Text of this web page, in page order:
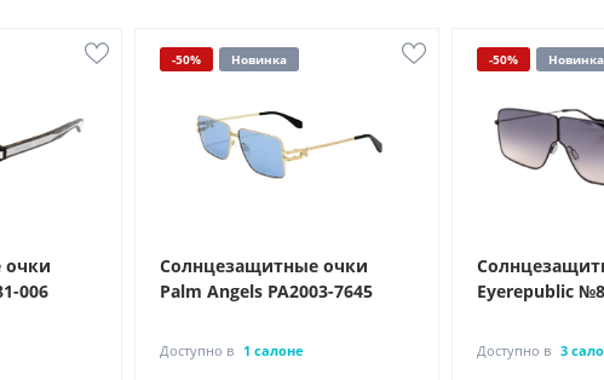
очки
006
-50% Новинка
Солнцезащитные очки
Palm Angels PA2003-7645
Доступно в 1 салоне
-50% Новинка
Eyerepublic
Доступно в 3